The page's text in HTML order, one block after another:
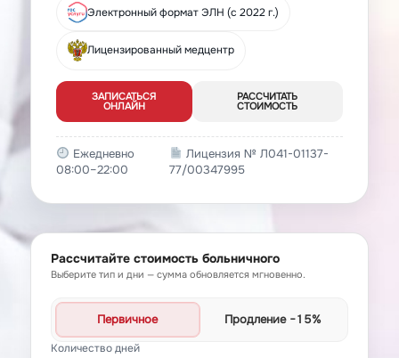
Электронный формат ЭЛН (с 2022 г.)
Лицензированный медцентр
ЗАПИСАТЬСЯ
ОНЛАЙН
РАССЧИТАТЬ
СТОИМОСТЬ
Ежедневно
08:00–22:00
Лицензия № Л041-01137-
77/00347995
Рассчитайте стоимость больничного
Выберите тип и дни — сумма обновляется мгновенно.
Первичное Продление −15%
Количество дней